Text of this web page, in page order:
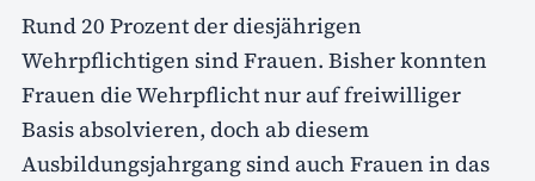
Rund 20 Prozent der diesjährigen
Wehrpflichtigen sind Frauen. Bisher konnten
Frauen die Wehrpflicht nur auf freiwilliger
Basis absolvieren, doch ab diesem
Ausbildungsjahrgang sind auch Frauen in das